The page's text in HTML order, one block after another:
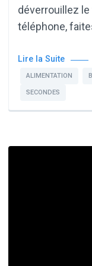
déverrouillez
téléphone,
Lire la Suite
ALIMENTATION
SECONDES